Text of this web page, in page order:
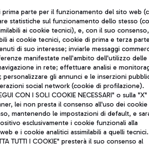
prima parte per il funzionamento del sito web
statistiche sul funzionamento dello stesso
ai cookie tecnici), e, con il suo
ai cookie tecnici, cookie di prima e terza
di suo interesse; inviarle messaggi
manifestate nell'ambito dell'utilizzo delle
in rete; effettuare analisi e
gli annunci e le inserzioni
social network (cookie di profilazione).
CON I SOLI COOKIE NECESSARI" o sulla
lei non presta il consenso all'uso dei
mantenendo le impostazioni di default, e
esclusivamente i cookie funzionali alla
e i cookie analitici assimilabili a quelli tecnici.
TUTTI I COOKIE" presterà il suo consenso al